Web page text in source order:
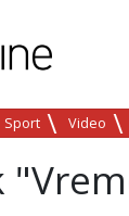
Sport Video